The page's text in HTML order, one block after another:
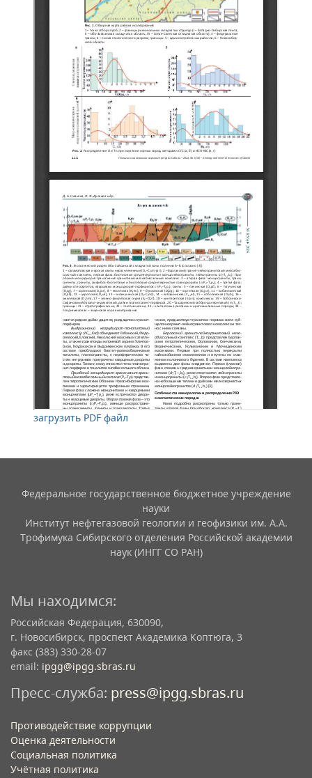
загрузить PDF файл
Федеральное государственное бюджетное учреждение
науки
Институт нефтегазовой геологии и геофизики им. А.А.
Трофимука Сибирского отделения Российской академии
наук (ИНГГ СО РАН)
Мы находимся:
Российская Федерация, 630090,
г. Новосибирск, проспект Академика Коптюга, 3
факс (383) 330-28-07
email: ipgg@ipgg.sbras.ru
Пресс-служба: press@ipgg.sbras.ru
Противодействие коррупции
Оценка деятельности
Социальная политика
Учётная политика​